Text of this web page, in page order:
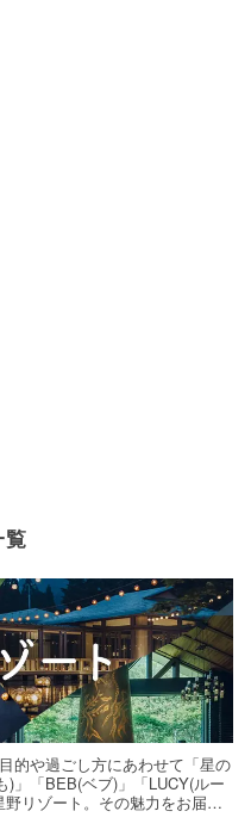
覧
的や過ごし方にあわせて「星の
」「BEB(ベブ)」「LUCY(ルー
リゾート。その魅力をお届け